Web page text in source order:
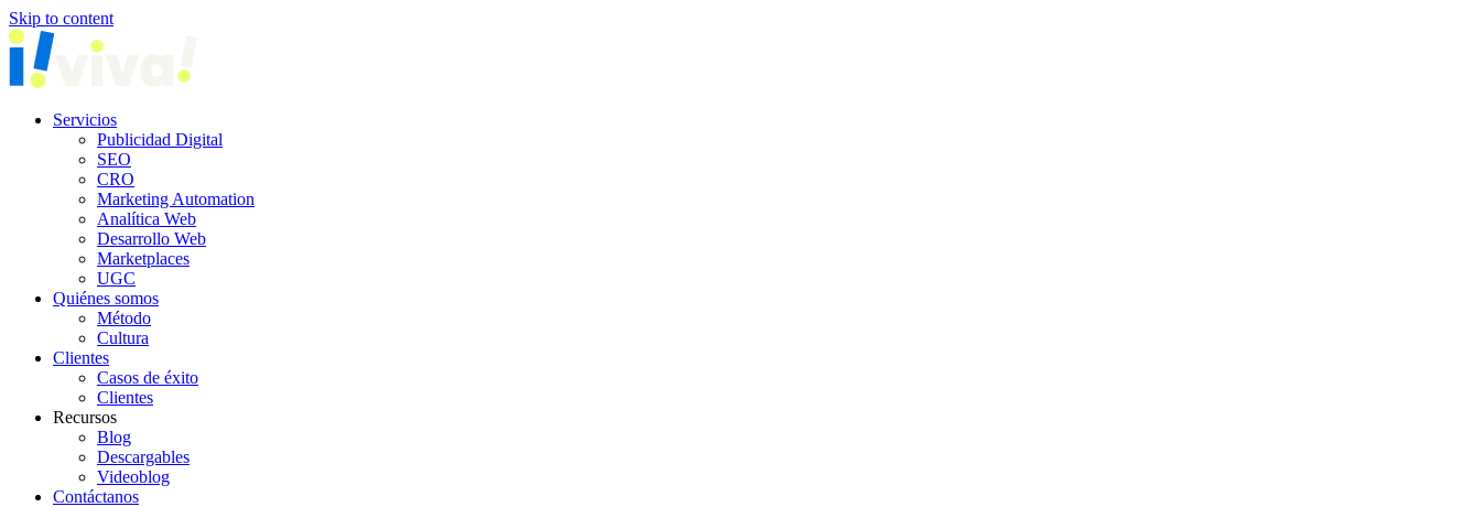
Skip to content
Servicios
Publicidad Digital
SEO
CRO
Marketing Automation
Analítica Web
Desarrollo Web
Marketplaces
UGC
Quiénes somos
Método
Cultura
Clientes
Casos de éxito
Clientes
Recursos
Blog
Descargables
Videoblog
Contáctanos